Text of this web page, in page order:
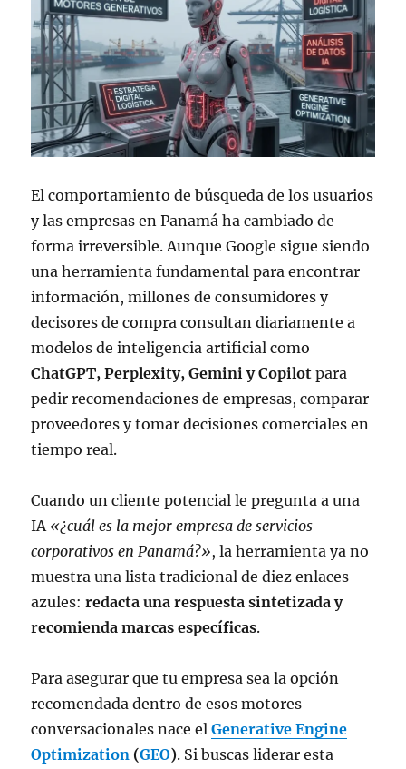
El comportamiento de búsqueda de los usuarios
y las empresas en Panamá ha cambiado de
forma irreversible. Aunque Google sigue siendo
una herramienta fundamental para encontrar
información, millones de consumidores y
decisores de compra consultan diariamente a
modelos de inteligencia artificial como
ChatGPT, Perplexity, Gemini y Copilot para
pedir recomendaciones de empresas, comparar
proveedores y tomar decisiones comerciales en
tiempo real.
Cuando un cliente potencial le pregunta a una
IA «¿cuál es la mejor empresa de servicios
corporativos en Panamá?», la herramienta ya no
muestra una lista tradicional de diez enlaces
azules:redacta una respuesta sintetizada y
recomienda marcas específicas.
Para asegurar que tu empresa sea la opción
recomendada dentro de esos motores
conversacionales nace elGenerative Engine
Optimization (GEO). Si buscas liderar esta